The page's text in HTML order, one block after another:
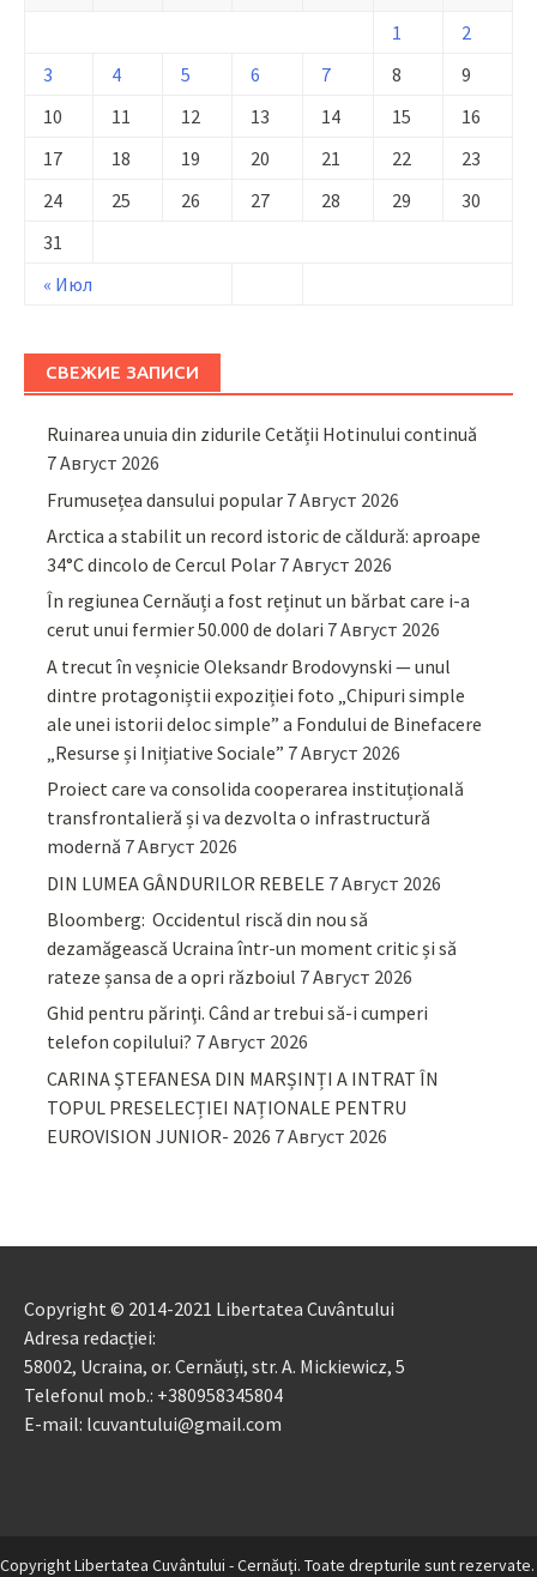
« Июл
1
2
3
4 5 6 7 8
9
10
11 12 13 14 15
16
17
18 19 20 21 22
23
24
25 26 27 28 29
30
31
СВЕЖИЕ ЗАПИСИ
Ruinarea unuia din zidurile Cetății Hotinului continuă
7 Август 2026
Frumusețea dansului popular 7 Август 2026
Arctica a stabilit un record istoric de căldură: aproape
34°C dincolo de Cercul Polar 7 Август 2026
În regiunea Cernăuți a fost reținut un bărbat care i-a
cerut unui fermier 50.000 de dolari 7 Август 2026
A trecut în veșnicie Oleksandr Brodovynski — unul
dintre protagoniștii expoziției foto „Chipuri simple
ale unei istorii deloc simple” a Fondului de Binefacere
„Resurse și Inițiative Sociale” 7 Август 2026
Proiect care va consolida cooperarea instituțională
transfrontalieră și va dezvolta o infrastructură
modernă 7 Август 2026
DIN LUMEA GÂNDURILOR REBELE 7 Август 2026
Bloomberg: Occidentul riscă din nou să
dezamăgească Ucraina într-un moment critic și să
rateze șansa de a opri războiul 7 Август 2026
Ghid pentru părinţi. Când ar trebui să-i cumperi
telefon copilului? 7 Август 2026
CARINA ȘTEFANESA DIN MARȘINȚI A INTRAT ÎN
TOPUL PRESELECȚIEI NAȚIONALE PENTRU
EUROVISION JUNIOR- 2026 7 Август 2026
Copyright © 2014-2021 Libertatea Cuvântului
Adresa redacției:
58002, Ucraina, or. Cernăuți, str. A. Mickiewicz, 5
Telefonul mob.: +380958345804
E-mail: lcuvantului@gmail.com
Copyright Libertatea Cuvântului - Cernăuţi. Toate drepturile sunt rezervate.